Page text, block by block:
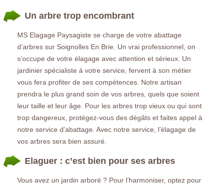
Un arbre trop encombrant
MS Elagage Paysagiste se charge de votre abattage
d’arbres sur Soignolles En Brie. Un vrai professionnel, on
s’occupe de votre élagage avec attention et sérieux. Un
jardinier spécialiste à votre service, fervent à son métier
vous fera profiter de ses compétences. Notre artisan
prendra le plus grand soin de vos arbres, quels que soient
leur taille et leur âge. Pour les arbres trop vieux ou qui sont
trop dangereux, protégez-vous des dégâts et faites appel à
notre service d’abattage. Avec notre service, l’élagage de
vos arbres sera bien assuré.
Elaguer : c’est bien pour ses arbres
Vous avez un jardin arboré ? Pour l’harmoniser, optez pour